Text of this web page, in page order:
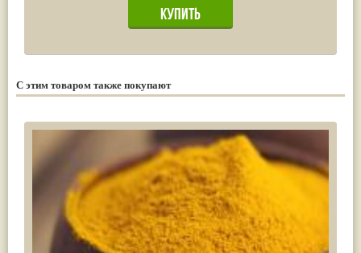
С этим товаром также покупают